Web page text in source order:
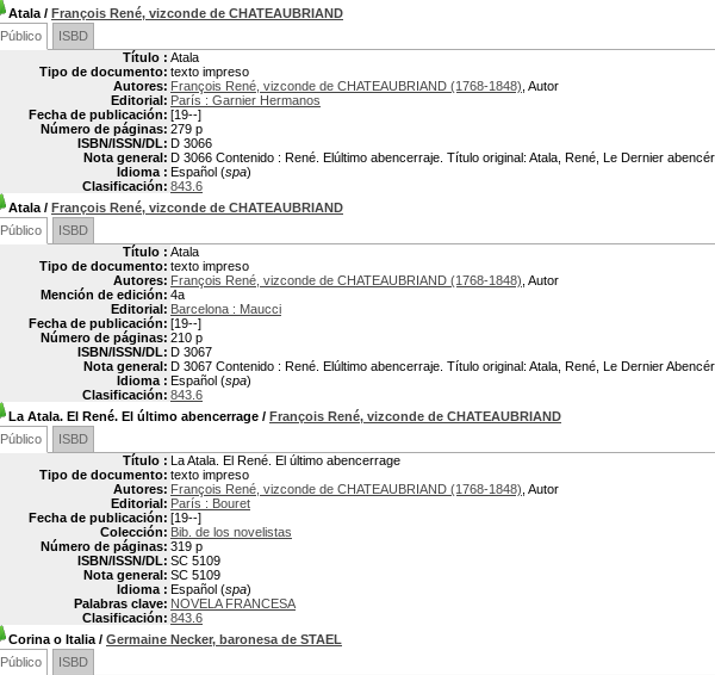
Atala / François René, vizconde de CHATEAUBRIAND
Público
ISBD
Título : Atala
Tipo de documento: texto impreso
Autores: François René, vizconde de CHATEAUBRIAND (1768-1848) , Autor
Editorial: París : Garnier Hermanos
Fecha de publicación: [19--]
Número de páginas: 279 p
ISBN/ISSN/DL: D 3066
Nota general: D 3066 Contenido : René. Elúltimo abencerraje. Título original: Atala, René, Le Dernier
Idioma : Español (spa)
Clasificación: 843.6
Atala / François René, vizconde de CHATEAUBRIAND
Público
ISBD
Título : Atala
Tipo de documento: texto impreso
Autores: François René, vizconde de CHATEAUBRIAND (1768-1848) , Autor
Mención de edición: 4a
Editorial: Barcelona : Maucci
Fecha de publicación: [19--]
Número de páginas: 210 p
ISBN/ISSN/DL: D 3067
Nota general: D 3067 Contenido : René. Elúltimo abencerraje. Título original: Atala, René, Le Dernier
Idioma : Español (spa)
Clasificación: 843.6
La Atala. El René. El último abencerrage / François René, vizconde de CHATEAUBRIAND
Público
ISBD
Título : La Atala. El René. El último abencerrage
Tipo de documento: texto impreso
Autores: François René, vizconde de CHATEAUBRIAND (1768-1848) , Autor
Editorial: París : Bouret
Fecha de publicación: [19--]
Colección: Bib. de los novelistas
Número de páginas: 319 p
ISBN/ISSN/DL: SC 5109
Nota general: SC 5109
Idioma : Español (spa)
Palabras clave: NOVELA FRANCESA
Clasificación: 843.6
Corina o Italia / Germaine Necker, baronesa de STAEL
Público
ISBD